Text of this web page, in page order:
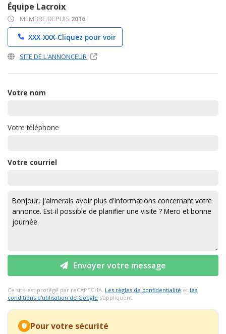
Équipe Lacroix
MEMBRE DEPUIS 2016
XXX-XXX-Cliquez pour voir
SITE DE L'ANNONCEUR
Votre nom
Votre téléphone
Votre courriel
Envoyer votre message
Ce site est protégé par reCAPTCHA. Les règles de confidentialité et les
conditions d'utilisation de Google s'appliquent.
Pour votre sécurité